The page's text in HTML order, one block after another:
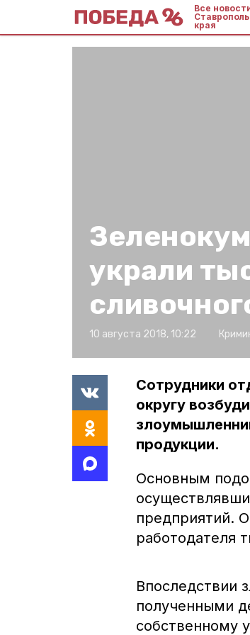
Все
края
украли
10 августа 2018, 10:22
Сотрудники
округу
продукции.
Основным
предприятий.
работодателя
Впоследствии
полученными
собственному